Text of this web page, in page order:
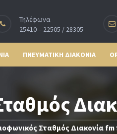
Τηλέφωνα
25410 – 22505 / 28305
ΠΝΕΥΜΑΤΙΚΗ ΔΙΑΚΟΝΙΑ
Σταθμός Διακονία fm